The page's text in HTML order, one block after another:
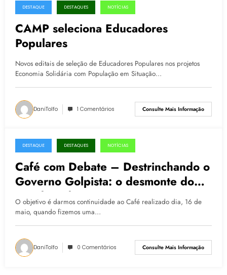
06.07.2016
DESTAQUE DESTAQUES NOTÍCIAS
CAMP seleciona Educadores
Populares
Novos editais de seleção de Educadores Populares nos projetos
Economia Solidária com População em Situação…
DaniTolfo 1 Comentários Consulte Mais Informação
23.06.2016
DESTAQUE DESTAQUES NOTÍCIAS
Café com Debate – Destrinchando o
Governo Golpista: o desmonte do
Estado e dos Direitos
O objetivo é darmos continuidade ao Café realizado dia, 16 de
maio, quando fizemos uma…
DaniTolfo 0 Comentários Consulte Mais Informação